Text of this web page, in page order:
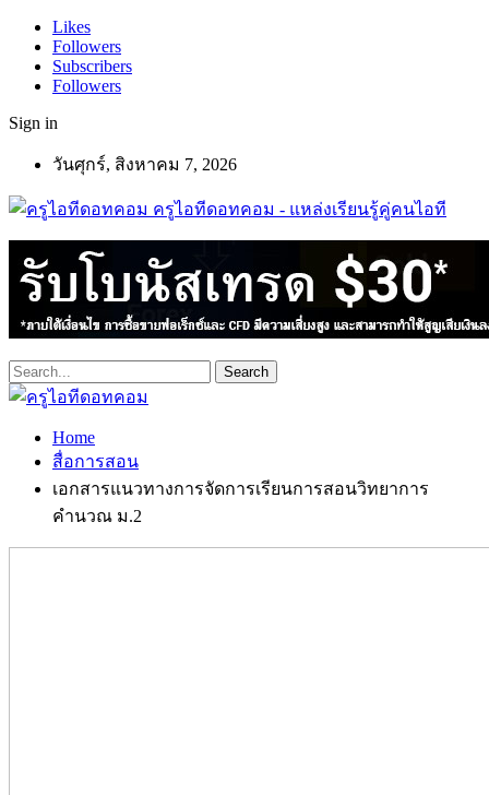
Likes
Followers
Subscribers
Followers
Sign in
วันศุกร์, สิงหาคม 7, 2026
ครูไอทีดอทคอม - แหล่งเรียนรู้คู่คนไอที
Home
สื่อการสอน
เอกสารแนวทางการจัดการเรียนการสอนวิทยาการ
คำนวณ ม.2